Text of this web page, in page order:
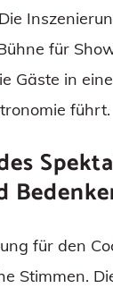
für
Gäste in
führt.
für den
Stimmen.